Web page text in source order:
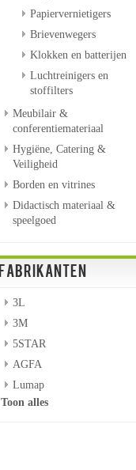
Papiervernietigers
Brievenwegers
Klokken en batterijen
Luchtreinigers en
stoffilters
Meubilair &
conferentiemateriaal
Hygiëne, Catering &
Veiligheid
Borden en vitrines
Didactisch materiaal &
speelgoed
FABRIKANTEN
3L
3M
5STAR
AGFA
Lumap
Toon alles